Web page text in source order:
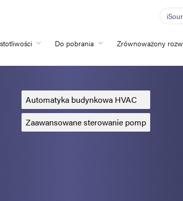
Do pobrania Zrównoważony
Automatyka budynkowa HVAC
Zaawansowane sterowanie pomp
Przemienniki
Do pobrania
Zrównoważony